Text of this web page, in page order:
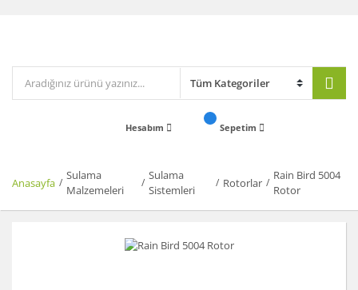
Hesabım Sepetim
Anasayfa
Sulama
Malzemeleri
Sulama
Sistemleri
Rotorlar
Rain Bird 5004
Rotor